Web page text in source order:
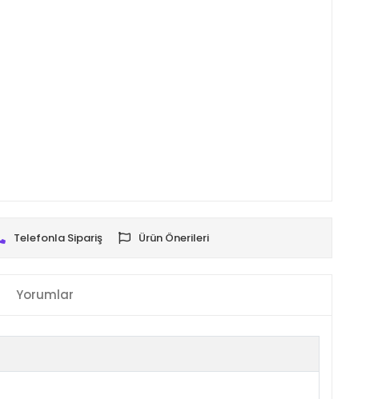
Telefonla Sipariş Ürün Önerileri
Yorumlar